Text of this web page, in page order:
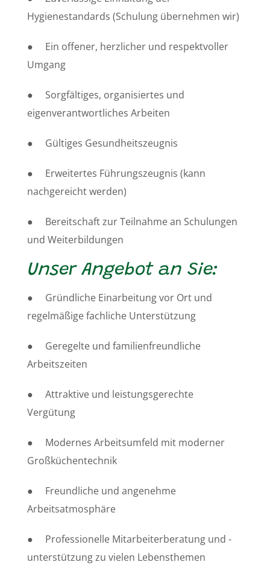
Hygienestandards (Schulung übernehmen wir)
● Ein offener, herzlicher und respektvoller
Umgang
● Sorgfältiges, organisiertes und
eigenverantwortliches Arbeiten
● Gültiges Gesundheitszeugnis
● Erweitertes Führungszeugnis (kann
nachgereicht werden)
● Bereitschaft zur Teilnahme an Schulungen
und Weiterbildungen
Unser Angebot an Sie:
● Gründliche Einarbeitung vor Ort und
regelmäßige fachliche Unterstützung
● Geregelte und familienfreundliche
Arbeitszeiten
● Attraktive und leistungsgerechte
Vergütung
● Modernes Arbeitsumfeld mit moderner
Großküchentechnik
● Freundliche und angenehme
Arbeitsatmosphäre
● Professionelle Mitarbeiterberatung und -
unterstützung zu vielen Lebensthemen